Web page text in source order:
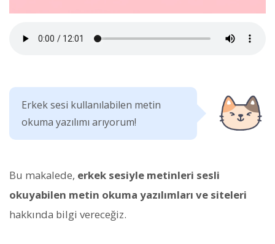
Erkek sesi kullanılabilen metin
okuma yazılımı arıyorum!
Bu makalede, erkek sesiyle metinleri sesli
okuyabilen metin okuma yazılımları ve siteleri
hakkında bilgi vereceğiz.